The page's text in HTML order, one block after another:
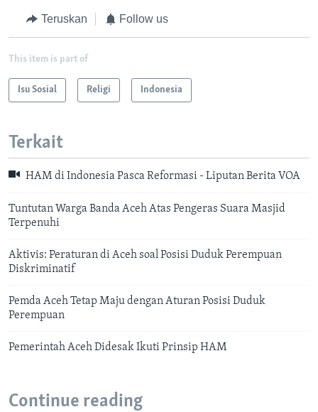
Teruskan Follow us
This item is part of
Isu Sosial Religi Indonesia
Terkait
HAM di Indonesia Pasca Reformasi - Liputan Berita VOA
Tuntutan Warga Banda Aceh Atas Pengeras Suara Masjid
Terpenuhi
Aktivis: Peraturan di Aceh soal Posisi Duduk Perempuan
Diskriminatif
Pemda Aceh Tetap Maju dengan Aturan Posisi Duduk
Perempuan
Pemerintah Aceh Didesak Ikuti Prinsip HAM
Continue reading